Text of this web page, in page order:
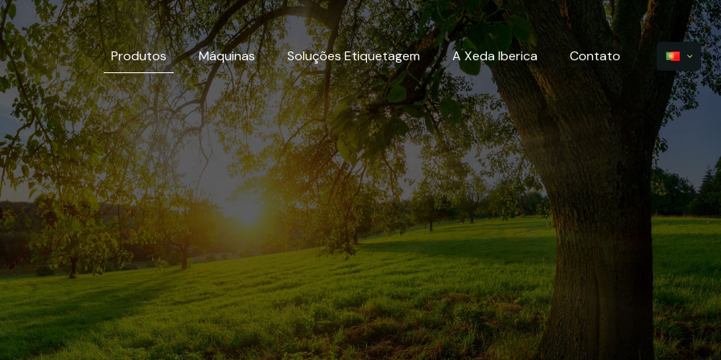
Produtos Máquinas Soluções Etiquetagem A Xeda Iberica Contato